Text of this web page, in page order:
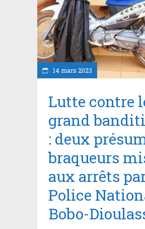
14 mars 2023
Lutte contre
grand
: deux
braqueurs
aux arrêts
Police
Bobo-